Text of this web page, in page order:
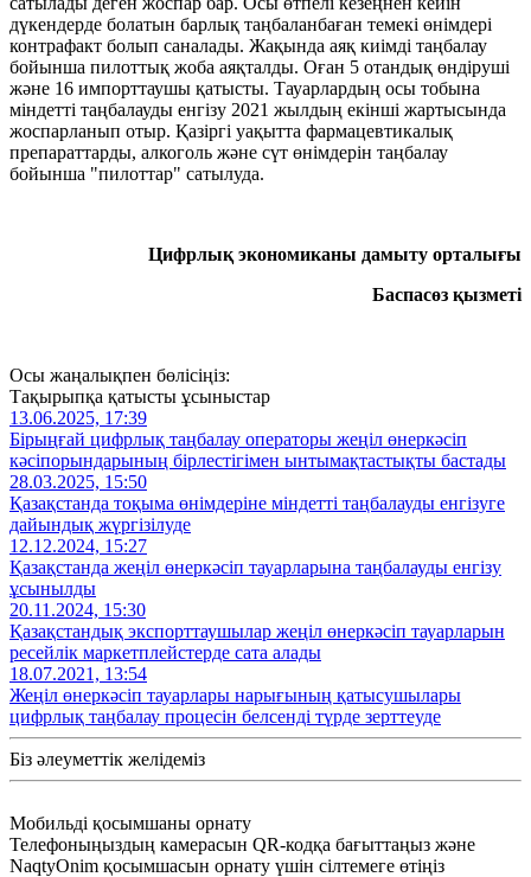
дүкендерде болатын барлық таңбаланбаған темекі өнімдері
контрафакт болып саналады. Жақында аяқ киімді таңбалау
бойынша пилоттық жоба аяқталды. Оған 5 отандық өндіруші
және 16 импорттаушы қатысты. Тауарлардың осы тобына
міндетті таңбалауды енгізу 2021 жылдың екінші жартысында
жоспарланып отыр. Қазіргі уақытта фармацевтикалық
препараттарды, алкоголь және сүт өнімдерін таңбалау
бойынша "пилоттар" сатылуда.
Цифрлық экономиканы дамыту орталығы
Баспасөз қызметі
Осы жаңалықпен бөлісіңіз:
Тақырыпқа қатысты ұсыныстар
13.06.2025, 17:39
Бірыңғай цифрлық таңбалау операторы жеңіл өнеркәсіп
кәсіпорындарының бірлестігімен ынтымақтастықты бастады
28.03.2025, 15:50
Қазақстанда тоқыма өнімдеріне міндетті таңбалауды енгізуге
дайындық жүргізілуде
12.12.2024, 15:27
Қазақстанда жеңіл өнеркәсіп тауарларына таңбалауды енгізу
ұсынылды
20.11.2024, 15:30
Қазақстандық экспорттаушылар жеңіл өнеркәсіп тауарларын
ресейлік маркетплейстерде сата алады
18.07.2021, 13:54
Жеңіл өнеркәсіп тауарлары нарығының қатысушылары
цифрлық таңбалау процесін белсенді түрде зерттеуде
Біз әлеуметтік желідеміз
Мобильді қосымшаны орнату
Телефоныңыздың камерасын QR-кодқа бағыттаңыз және
NaqtyOnim қосымшасын орнату үшін сілтемеге өтіңіз